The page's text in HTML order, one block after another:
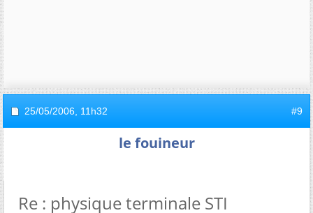
25/05/2006, 11h32 #9
le fouineur
Re : physique terminale STI